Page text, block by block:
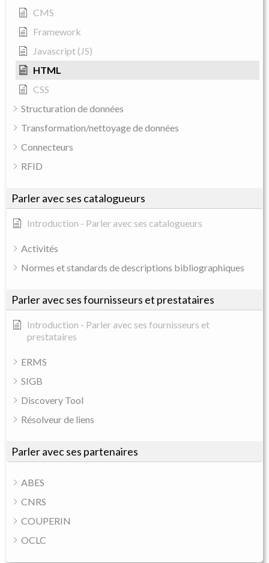
CMS
Framework
Javascript (JS)
HTML
CSS
Structuration de données
Transformation/nettoyage de données
Connecteurs
RFID
Parler avec ses catalogueurs
Introduction - Parler avec ses catalogueurs
Activités
Normes et standards de descriptions bibliographiques
Parler avec ses fournisseurs et prestataires
Introduction - Parler avec ses fournisseurs et
prestataires
ERMS
SIGB
Discovery Tool
Résolveur de liens
Parler avec ses partenaires
ABES
CNRS
COUPERIN
OCLC